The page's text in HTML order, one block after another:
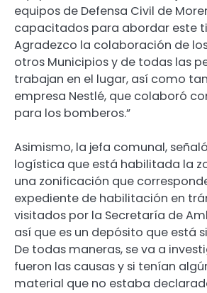
equipos de Defensa Civil de
capacitados para abordar este
Agradezco la colaboración de
otros Municipios y de todas las
trabajan en el lugar, así como
empresa Nestlé, que colaboró
para los bomberos.”
Asimismo, la jefa comunal,
logística que está habilitada la
una zonificación que
expediente de habilitación en
visitados por la Secretaría de
así que es un depósito que está
De todas maneras, se va a
fueron las causas y si tenían
material que no estaba